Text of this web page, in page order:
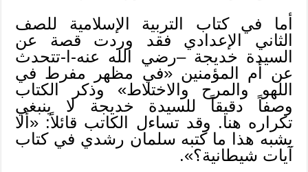
أما في كتاب التربية الإسلامية للصف
الثاني الإعدادي فقد وردت قصة عن
السيدة خديجة –رضي الله عنه-ا-تتحدث
عن أم المؤمنين «في مظهر مفرط في
اللهو والمرح والاختلاط» وذكر الكتاب
وصفاً دقيقاً للسيدة خديجة لا ينبغي
تكراره هنا. وقد تساءل الكاتب قائلاً: «ألا
يشبه هذا ما كتبه سلمان رشدي في كتاب
آيات شيطانية؟».